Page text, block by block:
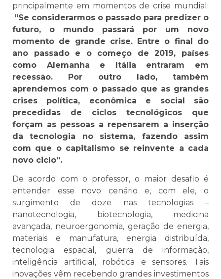
principalmente em momentos de crise mundial:
“Se considerarmos o passado para predizer o
futuro, o mundo passará por um novo
momento de grande crise. Entre o final do
ano passado e o começo de 2019, países
como Alemanha e Itália entraram em
recessão. Por outro lado, também
aprendemos com o passado que as grandes
crises política, econômica e social são
precedidas de ciclos tecnológicos que
forçam as pessoas a repensarem a inserção
da tecnologia no sistema, fazendo assim
com que o capitalismo se reinvente a cada
novo ciclo”.
De acordo com o professor, o maior desafio é
entender esse novo cenário e, com ele, o
surgimento de doze nas tecnologias –
nanotecnologia, biotecnologia, medicina
avançada, neuroergonomia, geração de energia,
materiais e manufatura, energia distribuída,
tecnologia espacial, guerra de informação,
inteligência artificial, robótica e sensores. Tais
inovações vêm recebendo grandes investimentos